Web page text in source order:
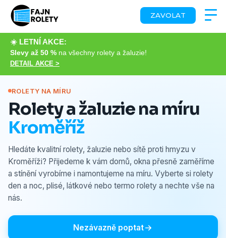
☀️ LETNÍ AKCE:
Slevy až 50 % na všechny rolety a žaluzie!
DETAIL AKCE >
ZAVOLAT
ROLETY NA MÍRU
Rolety a žaluzie na míru
Kroměříž
Hledáte kvalitní rolety, žaluzie nebo sítě proti hmyzu v
Kroměříži? Přijedeme k vám domů, okna přesně zaměříme
a stínění vyrobíme i namontujeme na míru. Vyberte si rolety
den a noc, plisé, látkové nebo termo rolety a nechte vše na
nás.
Nezávazně poptat